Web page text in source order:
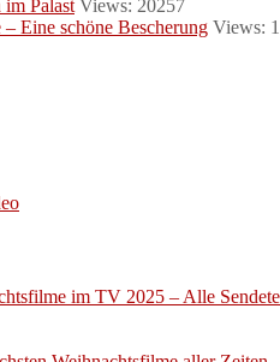
im Palast Views: 20257
– Eine schöne Bescherung Views:
im TV 2025 – Alle